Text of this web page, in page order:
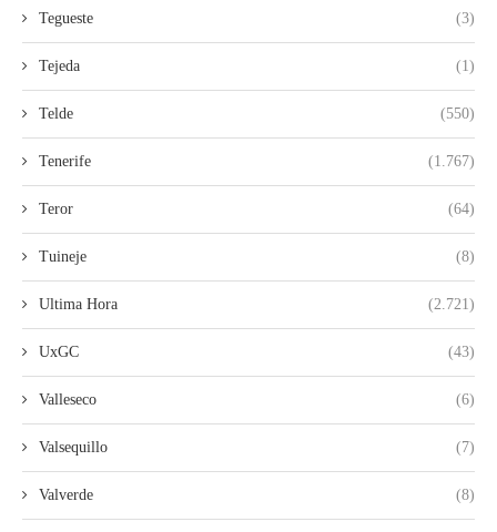
Tegueste (3)
Tejeda (1)
Telde (550)
Tenerife (1.767)
Teror (64)
Tuineje (8)
Ultima Hora (2.721)
UxGC (43)
Valleseco (6)
Valsequillo (7)
Valverde (8)